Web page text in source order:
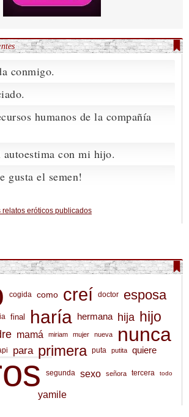
conmigo.
humanos de la compañía
con mi hijo.
gusta el semen!
relatos eróticos publicados
cogida como creí doctor esposa
final haría hermana hija hijo
mamá miriam mujer nueva nunca
para primera puta putita quiere
segunda sexo señora tercera todo
yamile